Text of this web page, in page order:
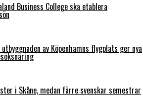
Business College ska etablera
av Köpenhamns flygplats ger nya
i Skåne, medan färre svenskar semestrar